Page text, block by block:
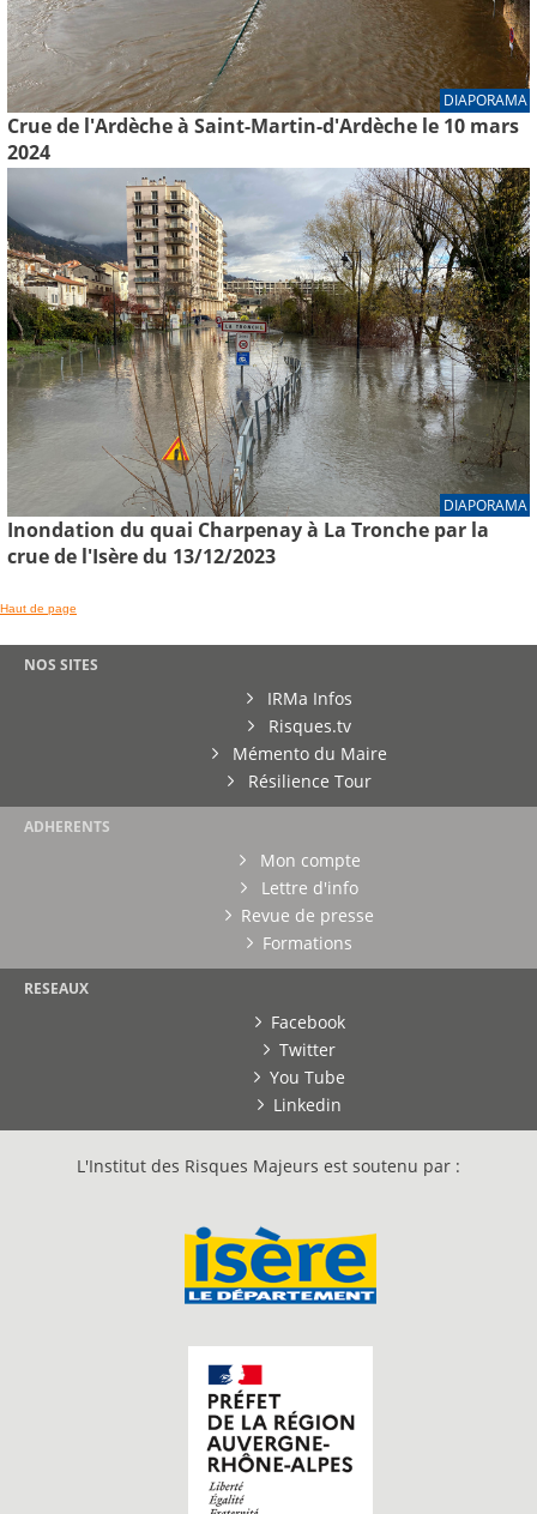
DIAPORAMA
Crue de l'Ardèche à Saint-Martin-d'Ardèche le 10 mars
2024
DIAPORAMA
Inondation du quai Charpenay à La Tronche par la
crue de l'Isère du 13/12/2023
Haut de page
NOS SITES
IRMa Infos
Risques.tv
Mémento du Maire
Résilience Tour
ADHERENTS
Mon compte
Lettre d'info
Revue de presse
Formations
RESEAUX
Facebook
Twitter
You Tube
Linkedin
L'Institut des Risques Majeurs est soutenu par :